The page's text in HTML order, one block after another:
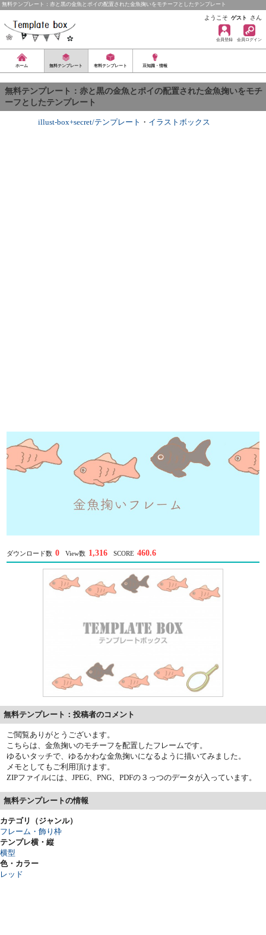
無料テンプレート：赤と黒の金魚とポイの配置された金魚掬いをモチーフとしたテンプレート
ようこそ ゲスト さん
会員登録 会員ログイン
ホーム 無料テンプレート 有料テンプレート 豆知識・情報
無料テンプレート：赤と黒の金魚とポイの配置された金魚掬いをモチ
ーフとしたテンプレート
illust-box+secret/テンプレート ・ イラストボックス
ダウンロード数 0 View数 1,316 SCORE 460.6
無料テンプレート：投稿者のコメント
ご閲覧ありがとうございます。
こちらは、金魚掬いのモチーフを配置したフレームです。
ゆるいタッチで、ゆるかわな金魚掬いになるように描いてみました。
メモとしてもご利用頂けます。
ZIPファイルには、JPEG、PNG、PDFの３っつのデータが入っています。
無料テンプレートの情報
カテゴリ（ジャンル）
フレーム・飾り枠
テンプレ横・縦
横型
色・カラー
レッド